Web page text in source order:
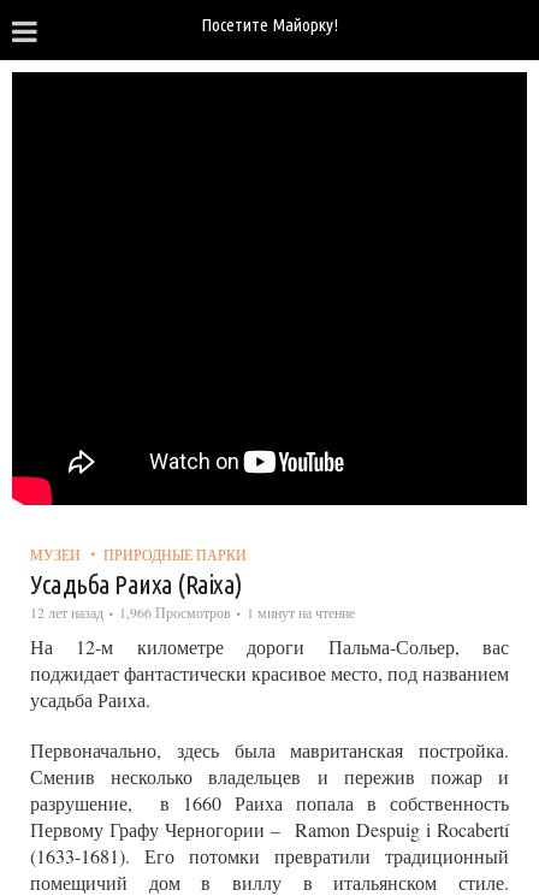
Посетите Майорку!
МУЗЕИ ПРИРОДНЫЕ ПАРКИ
Усадьба Раиха (Raixa)
12 лет назад 1,966 Просмотров 1 минут на чтение
На 12-м километре дороги Пальма-Сольер, вас
поджидает фантастически красивое место, под названием
усадьба Раиха.
Первоначально, здесь была мавританская постройка.
Сменив несколько владельцев и пережив пожар и
разрушение, в 1660 Раиха попала в собственность
Первому Графу Черногории – Ramon Despuig i Rocabertí
(1633-1681). Его потомки превратили традиционный
помещичий дом в виллу в итальянском стиле.